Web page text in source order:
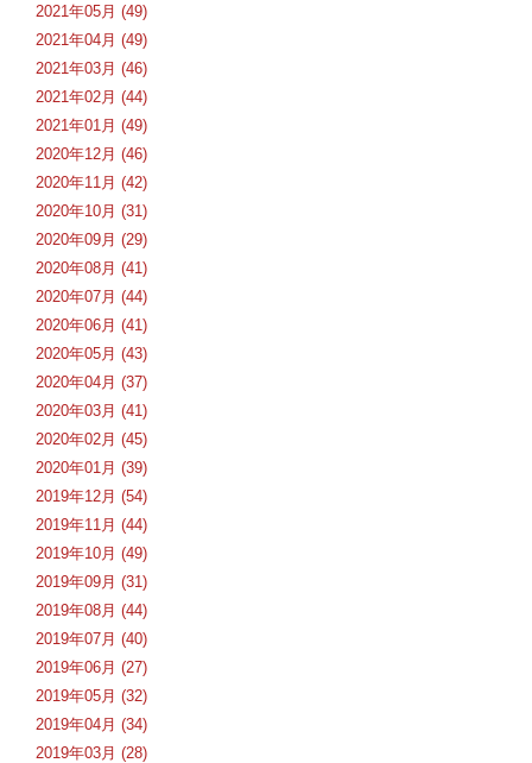
2021年05月 (49)
2021年04月 (49)
2021年03月 (46)
2021年02月 (44)
2021年01月 (49)
2020年12月 (46)
2020年11月 (42)
2020年10月 (31)
2020年09月 (29)
2020年08月 (41)
2020年07月 (44)
2020年06月 (41)
2020年05月 (43)
2020年04月 (37)
2020年03月 (41)
2020年02月 (45)
2020年01月 (39)
2019年12月 (54)
2019年11月 (44)
2019年10月 (49)
2019年09月 (31)
2019年08月 (44)
2019年07月 (40)
2019年06月 (27)
2019年05月 (32)
2019年04月 (34)
2019年03月 (28)